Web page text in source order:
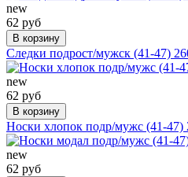
new
62 руб
В корзину
Следки подрост/мужск (41-47)
new
62 руб
В корзину
Носки хлопок подр/мужс (41-47)
new
62 руб